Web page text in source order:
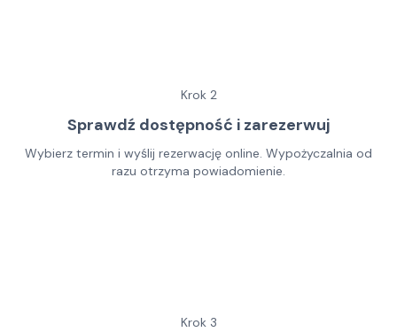
Krok 2
Sprawdź dostępność i zarezerwuj
Wybierz termin i wyślij rezerwację online. Wypożyczalnia od
razu otrzyma powiadomienie.
Krok 3